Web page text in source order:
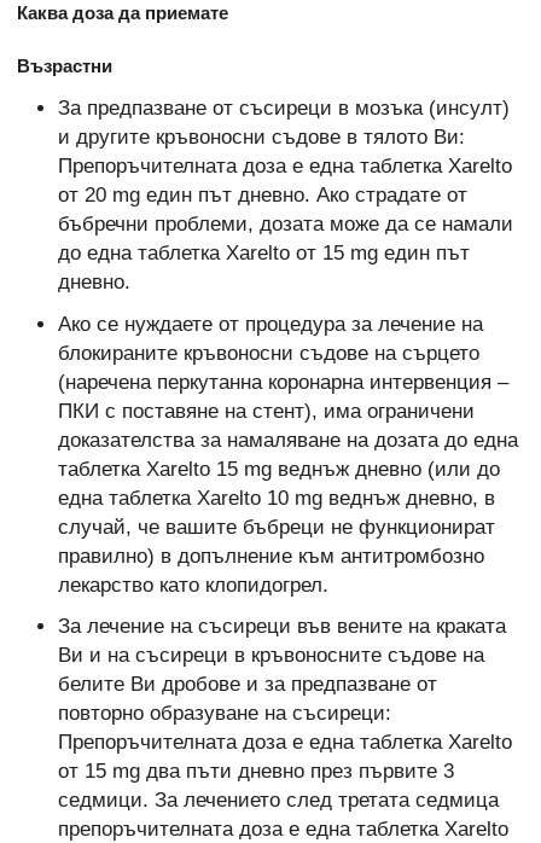
Каква доза да приемате
Възрастни
За предпазване от съсиреци в мозъка (инсулт)
и другите кръвоносни съдове в тялото Ви:
Препоръчителната доза е една таблетка Xarelto
от 20 mg един път дневно. Ако страдате от
бъбречни проблеми, дозата може да се намали
до една таблетка Xarelto от 15 mg един път
дневно.
Ако се нуждаете от процедура за лечение на
блокираните кръвоносни съдове на сърцето
(наречена перкутанна коронарна интервенция –
ПКИ с поставяне на стент), има ограничени
доказателства за намаляване на дозата до една
таблетка Xarelto 15 mg веднъж дневно (или до
една таблетка Xarelto 10 mg веднъж дневно, в
случай, че вашите бъбреци не функционират
правилно) в допълнение към антитромбозно
лекарство като клопидогрел.
За лечение на съсиреци във вените на краката
Ви и на съсиреци в кръвоносните съдове на
белите Ви дробове и за предпазване от
повторно образуване на съсиреци:
Препоръчителната доза е една таблетка Xarelto
от 15 mg два пъти дневно през първите 3
седмици. За лечението след третата седмица
препоръчителната доза е една таблетка Xarelto